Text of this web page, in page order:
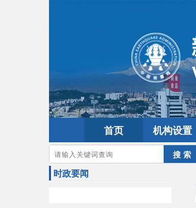
首页 机构设置
您的当前位置：首页>要闻动态
时政要闻